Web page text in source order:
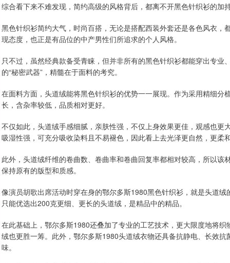
综合看下来不难发现，简约高级的风格背后，都离不开黑色针织衫的加
黑色针织衫简约大气，时尚百搭，无论是搭配西装外套还是各色风衣
现态度，也正是有品位的中产男性们所追求的个人风格。
只不过，虽然经典款备受青睐，但并非所有的黑色针织衫都能穿出专
的“秘密武器”，精髓在于面料的考究。
在面料方面，头道绒能将黑色针织衫的优势一一展现。作为采用精细
长，含杂率较低，品质相对更好。
不仅如此，头道绒手感细腻，亲肤性强，不仅上身效果更佳，观感也更
吸湿性强，可充分吸收染料且不易褪色，因此看上去光泽更自然，更柔和
此外，头道绒纤维的卷曲数、卷曲率和卷曲回复率都相对较高，所以
保持原有的版型和质感。
像演员胡歌出席活动时穿在身的鄂尔多斯1980黑色针织衫，就是头道
只能优选出200克更细、更长的头道绒，是精品中的精品。
在此基础上，鄂尔多斯1980还叠加了专业的工艺技术，更大限度地将
绒也更胜一筹。此外，鄂尔多斯1980头道绒衣物还具备抗静电、长效
味。